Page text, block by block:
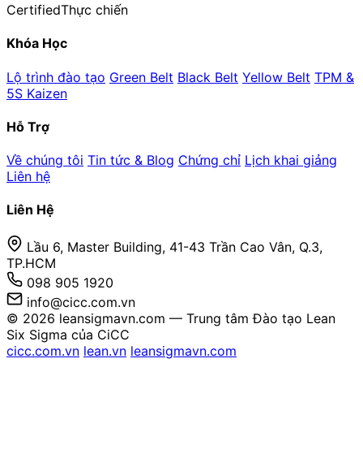
CertifiedThực chiến
Khóa Học
Lộ trình đào tạo Green Belt Black Belt Yellow Belt TPM &
5S Kaizen
Hỗ Trợ
Về chúng tôi Tin tức & Blog Chứng chỉ Lịch khai giảng
Liên hệ
Liên Hệ
Lầu 6, Master Building, 41-43 Trần Cao Vân, Q.3,
TP.HCM
098 905 1920
info@cicc.com.vn
© 2026 leansigmavn.com — Trung tâm Đào tạo Lean
Six Sigma của CiCC
cicc.com.vn lean.vn leansigmavn.com